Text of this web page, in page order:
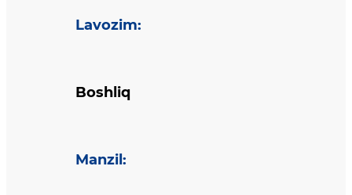
Lavozim:
Boshliq
Manzil :